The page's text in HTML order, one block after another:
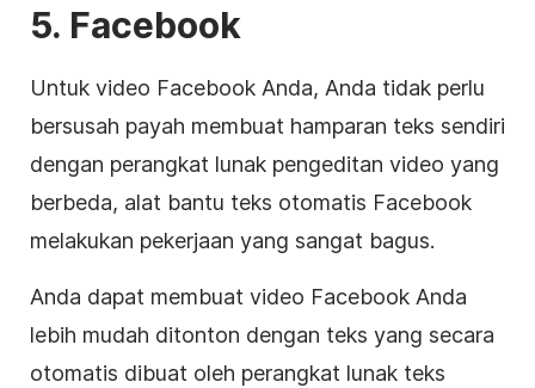
5. Facebook
Untuk video Facebook Anda, Anda tidak perlu
bersusah payah membuat hamparan teks sendiri
dengan perangkat lunak pengeditan video yang
berbeda, alat bantu teks otomatis Facebook
melakukan pekerjaan yang sangat bagus.
Anda dapat membuat video Facebook Anda
lebih mudah ditonton dengan teks yang secara
otomatis dibuat oleh perangkat lunak teks